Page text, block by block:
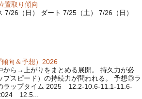
置取り傾向
7/26（日） ダート 7/25（土） 7/26（日）
向＆予想）2026
から→上がりをまとめる展開。 持久力が必
プスピード）の持続力が問われる。 予想◎ラ
ラップタイム 2025 12.2-10.6-11.1-11.6-
12.5...